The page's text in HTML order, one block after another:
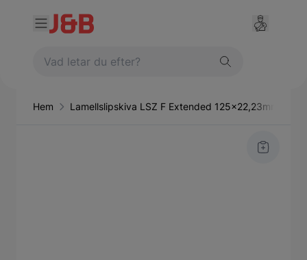
Hem Lamellslipskiva LSZ F Extended 125x22,23mm